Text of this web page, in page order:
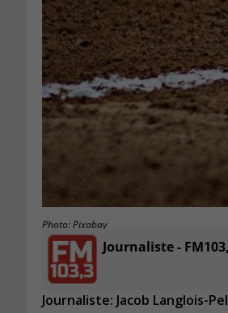
Photo: Pixabay
Journaliste -
Journaliste: Jacob